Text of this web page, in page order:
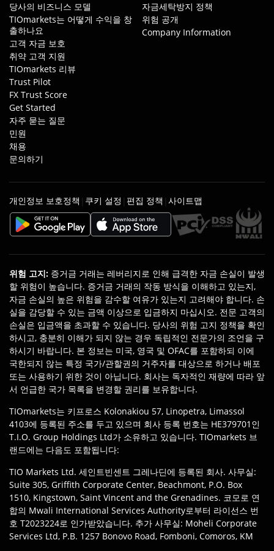
당사의 비즈니스 모델
TIOmarkets는 어떻게 수익을 창
출하나요
고객 자금 보호
취약 고객 지원
TIOmarkets 리뷰
Trust Pilot
FX Trust Score
Get Started
자주 묻는 질문
민원
채용
문의하기
자금세탁방지 정책
위험 공개
Company Information
개인정보 보호정책 | 쿠키 설정 | 편집 정책 | 사이트맵
위험 고지: 증거금 거래는 레버리지로 인해 급격한 자금 손실이 발생
할 위험이 높습니다. 증거금 거래의 작동 방식을 이해하고 있는지,
자금 손실의 높은 위험을 감수할 여유가 있는지 고려해야 합니다. 손
실을 감당할 수 있는 금액 이상으로 입금하지 마십시오. 전문 고객의
손실은 입금액을 초과할 수 있습니다. 당사의 위험 고지 정책을 확인
하시고, 충분히 이해가 되지 않는 경우 독립적인 전문가의 조언을 구
하시기 바랍니다. 본 정보는 미국, 영국 및 OFAC를 포함하되 이에
국한되지 않는 특정 국가/관할권의 거주자를 대상으로 하거나 배포
또는 사용하기 위한 것이 아닙니다. 회사는 독자적인 재량에 따라 앞
서 언급한 국가 목록을 변경할 권리를 보유합니다.
TIOmarkets는 키프로스 Kolonakiou 57, Linopetra, Limassol
4103에 등록된 주소를 두고 있으며 회사 등록 번호는 HE379701인
T.I.O. Group Holdings Ltd가 소유하고 있습니다. TIOmarkets 브
랜드에는 다음도 포함됩니다:
TIO Markets Ltd. 세인트빈센트 그레나딘에 등록된 회사. 사무실:
Suite 305, Griffith Corporate Center, Beachmont, P.O. Box
1510, Kingstown, Saint Vincent and the Grenadines. 코모로 연
합의 Mwali International Services Authority로부터 라이선스 번
호 T2023224로 인가받았습니다. 추가 사무실: Moheli Corporate
Services Ltd, P.B. 1257 Bonovo Road, Fomboni, Comoros, KM